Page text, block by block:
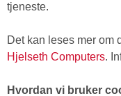
tjeneste.
Det kan leses mer om
Hjelseth Computers.
Hvordan vi bruker